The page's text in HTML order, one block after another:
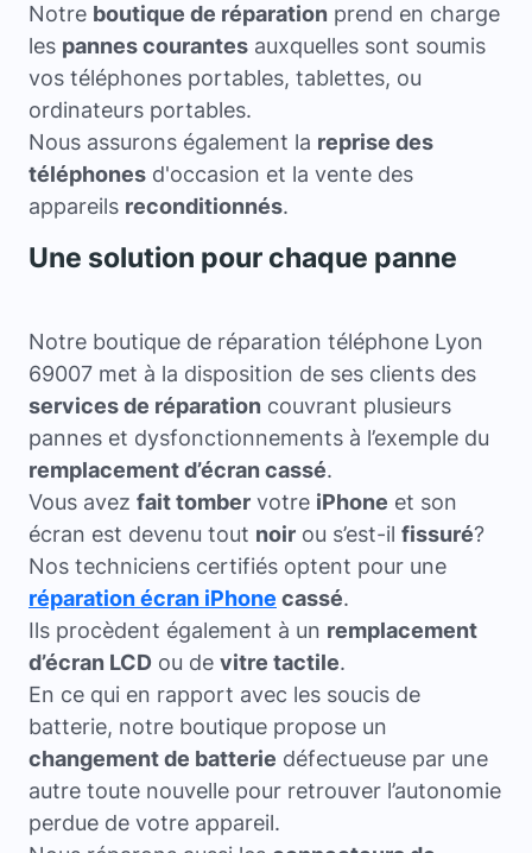
Notre boutique de réparation prend en charge
les pannes courantes auxquelles sont soumis
vos téléphones portables, tablettes, ou
ordinateurs portables.
Nous assurons également la reprise des
téléphones d'occasion et la vente des
appareils reconditionnés.
Une solution pour chaque panne
Notre boutique de réparation téléphone Lyon
69007 met à la disposition de ses clients des
services de réparation couvrant plusieurs
pannes et dysfonctionnements à l’exemple du
remplacement d’écran cassé.
Vous avez fait tomber votre iPhone et son
écran est devenu tout noir ou s’est-il fissuré?
Nos techniciens certifiés optent pour une
réparation écran iPhone cassé.
Ils procèdent également à un remplacement
d’écran LCD ou de vitre tactile.
En ce qui en rapport avec les soucis de
batterie, notre boutique propose un
changement de batterie défectueuse par une
autre toute nouvelle pour retrouver l’autonomie
perdue de votre appareil.